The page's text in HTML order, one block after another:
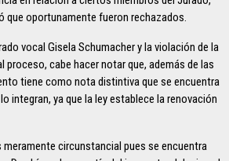
oportunamente fueron rechazados.
vocal Gisela Schumacher y la violación de la
cabe hacer notar que, además de las
tiene como nota distintiva que se encuentra
integran, ya que la ley establece la renovación
circunstancial pues se encuentra